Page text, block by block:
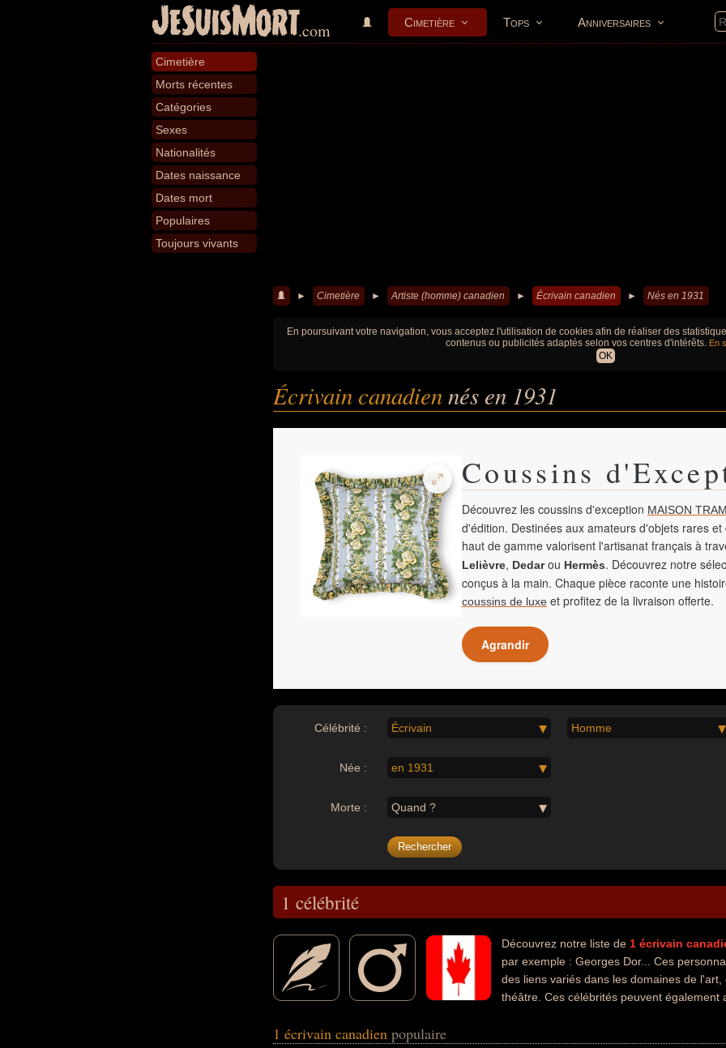
JeSuisMort.com Cimetière Tops Anniversaires
Cimetière
Morts récentes
Catégories
Sexes
Nationalités
Dates naissance
Dates mort
Populaires
Toujours vivants
► Cimetière ► Artiste (homme) canadien ► Écrivain canadien ► Nés en 1931
En poursuivant votre navigation, vous acceptez l'utilisation de cookies afin de réaliser des
contenus ou publicités adaptés selon vos centres d'intérêts. En
OK
Écrivain canadiennés en 1931
Coussins
Découvrez les coussins d'exception MAISON
d'édition. Destinées aux amateurs d'objets rares
haut de gamme valorisent l'artisanat français à
Lelièvre, Dedarou Hermès. Découvrez notre
conçus à la main. Chaque pièce raconte une
coussins de luxe et profitez de la livraison offerte.
Agrandir
Célébrité : Écrivain Homme
Née : en 1931
Morte : Quand ?
1 célébrité
Découvrez notre liste de 1 écrivain
par exemple : Georges Dor... Ces
des liens variés dans les domaines de
théâtre. Ces célébrités peuvent également
1 écrivain canadien populaire